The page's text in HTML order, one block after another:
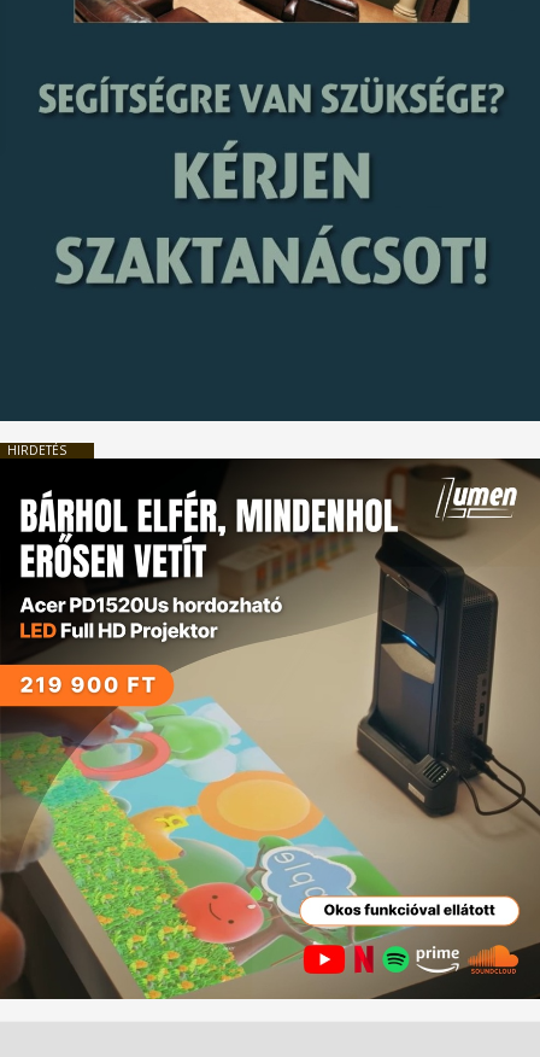
HIRDETÉS